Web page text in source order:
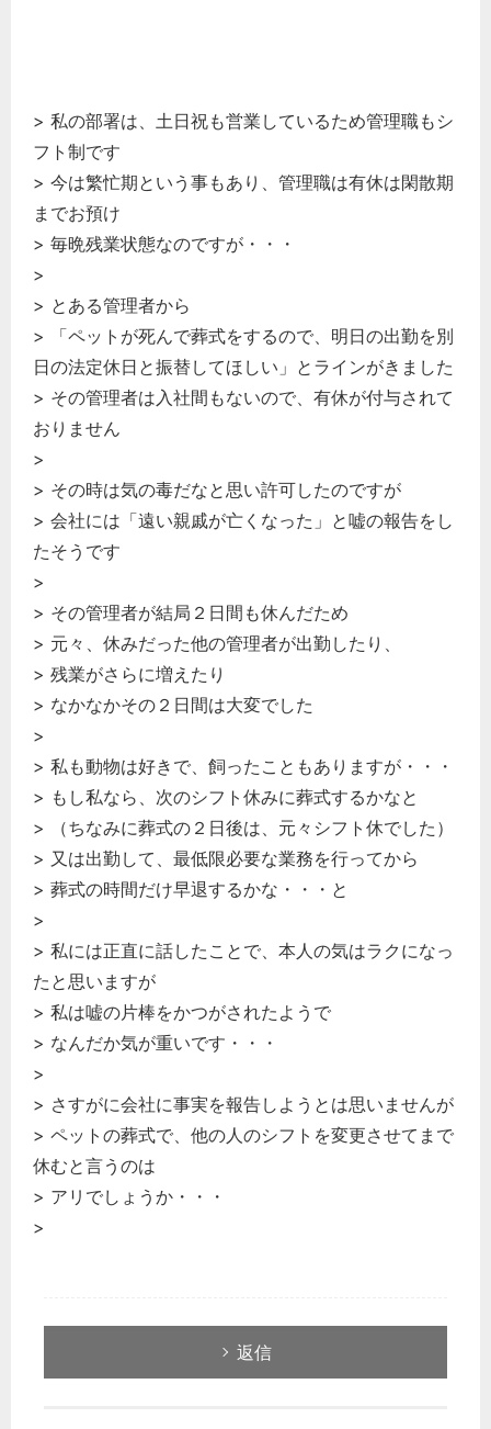
> 私の部署は、土日祝も営業しているため管理職もシ
フト制です
> 今は繁忙期という事もあり、管理職は有休は閑散期
までお預け
> 毎晩残業状態なのですが・・・
>
> とある管理者から
> 「ペットが死んで葬式をするので、明日の出勤を別
日の法定休日と振替してほしい」とラインがきました
> その管理者は入社間もないので、有休が付与されて
おりません
>
> その時は気の毒だなと思い許可したのですが
> 会社には「遠い親戚が亡くなった」と嘘の報告をし
たそうです
>
> その管理者が結局２日間も休んだため
> 元々、休みだった他の管理者が出勤したり、
> 残業がさらに増えたり
> なかなかその２日間は大変でした
>
> 私も動物は好きで、飼ったこともありますが・・・
> もし私なら、次のシフト休みに葬式するかなと
> （ちなみに葬式の２日後は、元々シフト休でした）
> 又は出勤して、最低限必要な業務を行ってから
> 葬式の時間だけ早退するかな・・・と
>
> 私には正直に話したことで、本人の気はラクになっ
たと思いますが
> 私は嘘の片棒をかつがされたようで
> なんだか気が重いです・・・
>
> さすがに会社に事実を報告しようとは思いませんが
> ペットの葬式で、他の人のシフトを変更させてまで
休むと言うのは
> アリでしょうか・・・
>
返信